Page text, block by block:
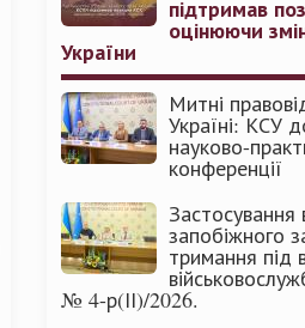
підтримав
оцінюючи
України
Митні
Україні: КСУ
науково-
конференції
Застосування
запобіжного
тримання
№ 4-р(ІІ)/2026.